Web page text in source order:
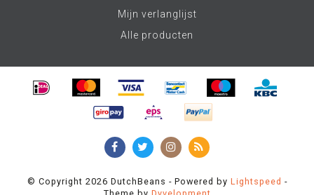
Mijn verlanglijst
Alle producten
© Copyright 2026 DutchBeans - Powered by Lightspeed -